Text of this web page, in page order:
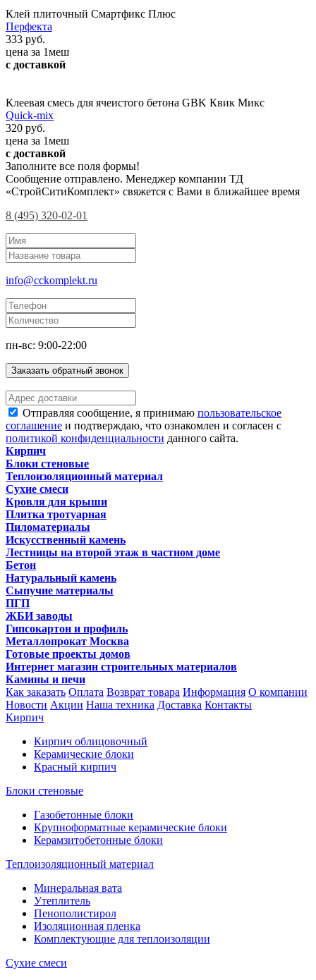
Клей плиточный Смартфикс Плюс
Перфекта
333 руб.
цена за 1меш
с доставкой
Клеевая смесь для ячеистого бетона GBK Квик Микс
Quick-mix
320 руб.
цена за 1меш
с доставкой
Заполните все поля формы!
Сообщение отправлено. Менеджер компании ТД
«СтройСитиКомплект» свяжется с Вами в ближайшее время
8 (495) 320-02-01
info@cckomplekt.ru
пн-вс: 9:00-22:00
Заказать обратный звонок
Отправляя сообщение, я принимаю пользовательское
соглашение и подтверждаю, что ознакомлен и согласен с
политикой конфиденциальности данного сайта.
Кирпич
Блоки стеновые
Теплоизоляционный материал
Сухие смеси
Кровля для крыши
Плитка тротуарная
Пиломатериалы
Искусственный камень
Лестницы на второй этаж в частном доме
Бетон
Натуральный камень
Сыпучие материалы
ПГП
ЖБИ заводы
Гипсокартон и профиль
Металлопрокат Москва
Готовые проекты домов
Интернет магазин строительных материалов
Камины и печи
Как заказать Оплата Возврат товара Информация О компании
Новости Акции Наша техника Доставка Контакты
Кирпич
Кирпич облицовочный
Керамические блоки
Красный кирпич
Блоки стеновые
Газобетонные блоки
Крупноформатные керамические блоки
Керамзитобетонные блоки
Теплоизоляционный материал
Минеральная вата
Утеплитель
Пенополистирол
Изоляционная пленка
Комплектующие для теплоизоляции
Сухие смеси